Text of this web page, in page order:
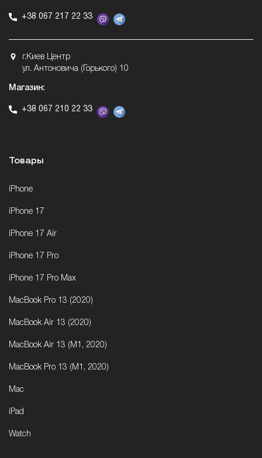
+38 067 217 22 33
г.Киев Центр
ул. Антоновича (Горького) 10
Магазин:
+38 067 210 22 33
Товары
iPhone
iPhone 17
iPhone 17 Air
iPhone 17 Pro
iPhone 17 Pro Max
MacBook Pro 13 (2020)
MacBook Air 13 (2020)
MacBook Air 13 (M1, 2020)
MacBook Pro 13 (M1, 2020)
Mac
iPad
Watch